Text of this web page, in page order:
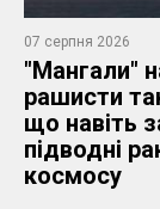
07 серпня 2026
"Мангали"
рашисти
що навіть
підводні
космосу